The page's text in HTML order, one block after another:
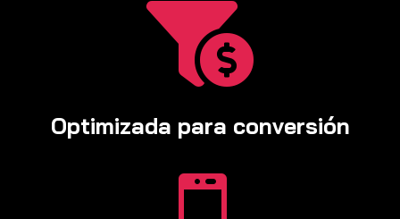

Optimizada para conversión